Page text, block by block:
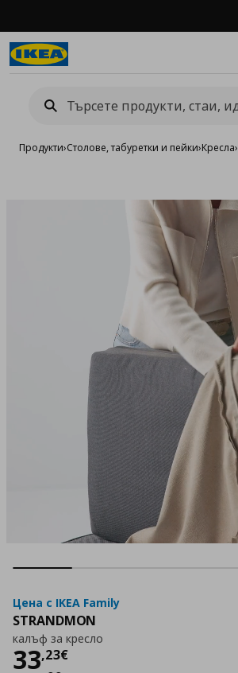
Продукти›Столове, табуретки и пейки›Кресла›
Цена с IKEA Family
STRANDMON
калъф за кресло
33,23€
Цена